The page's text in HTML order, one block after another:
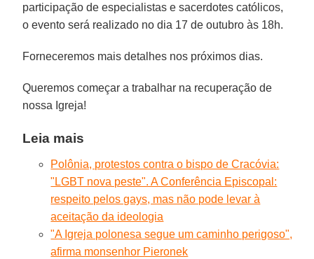
participação de especialistas e sacerdotes católicos,
o evento será realizado no dia 17 de outubro às 18h.
Forneceremos mais detalhes nos próximos dias.
Queremos começar a trabalhar na recuperação de
nossa Igreja!
Leia mais
Polônia, protestos contra o bispo de Cracóvia:
"LGBT nova peste". A Conferência Episcopal:
respeito pelos gays, mas não pode levar à
aceitação da ideologia
"A Igreja polonesa segue um caminho perigoso",
afirma monsenhor Pieronek